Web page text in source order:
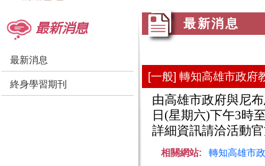
最新消息
最新消息
終身學習期刊
最新消息
[一般] 轉知高雄市政府
由高雄市政府與尼
日(星期六)下午3時
詳細資訊請洽活動
相關網站: 轉知高雄市